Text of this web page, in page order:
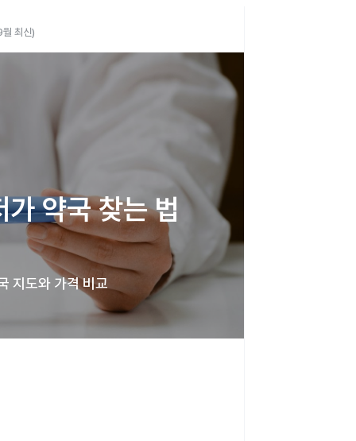
최신)
약국 찾는 법
지도와 가격 비교